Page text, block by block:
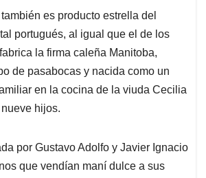
es producto estrella del
portugués, al igual que el de los
la firma caleña Manitoba,
de pasabocas y nacida como un
en la cocina de la viuda Cecilia
hijos.
por Gustavo Adolfo y Javier Ignacio
que vendían maní dulce a sus